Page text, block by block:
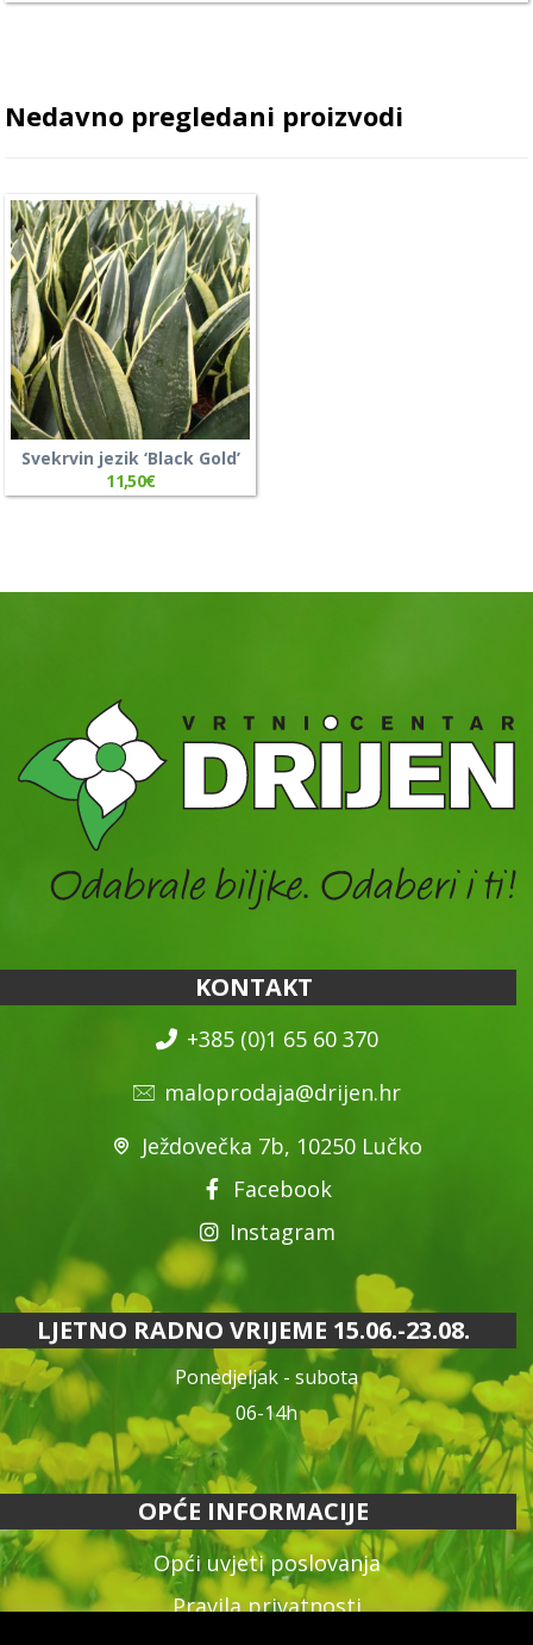
Nedavno pregledani proizvodi
Svekrvin jezik ‘Black Gold’
11,50€
KONTAKT
+385 (0)1 65 60 370
maloprodaja@drijen.hr
Ježdovečka 7b, 10250 Lučko
Facebook
Instagram
LJETNO RADNO VRIJEME 15.06.-23.08.
Ponedjeljak - subota
06-14h
OPĆE INFORMACIJE
Opći uvjeti poslovanja
Pravila privatnosti